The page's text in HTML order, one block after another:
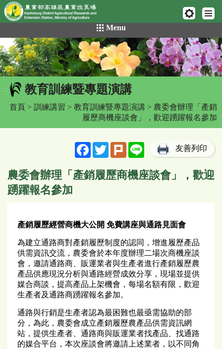
網頁置頂
到
主
要
內
容
區
Menu
::: 教育訓練暨專題演講
首頁 > 訓練講習 > 教育訓練暨專題演講 > 農委會辦理「產銷
履歷商機座談會」，歡迎踴躍報名參加
FacebookTwitterPlurk Line 友善列印
農委會辦理「產銷履歷商機座談會」，歡迎
踴躍報名參加
產銷履歷經營商機大公開 免費講座與通路見面會
為建立通路商對產銷履歷制度的認同，增進履歷產品
供需資訊交流，農委會於本年度辦理二場次商機座談
會，邀請通路商、販運業者與生產者進行產銷履歷農
產品供應現況分析與通路經營成效分享，現場並提供
媒合商談，提高產品上架機會，每場名額有限，歡迎
生產者及通路商踴躍報名參加。
通路與行銷是生產者認為最困難也最亟需協助的部
分，為此，農委會成立產銷履歷農產品供需資訊網
站，提供生產者、通路商與販運業者找產品、找通路
的媒合平台，本次座談會將邀請上述業者，以不同角